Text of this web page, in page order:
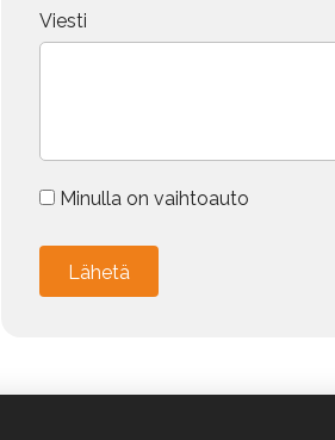
Viesti
Minulla on vaihtoauto
Vaihdokin tiedot